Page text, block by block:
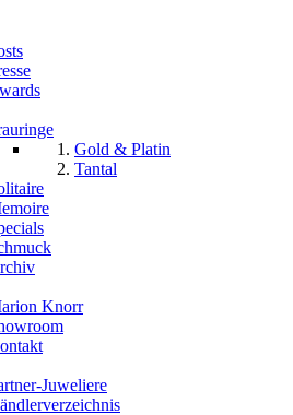
Gold & Platin
Tantal
Knorr
Juweliere